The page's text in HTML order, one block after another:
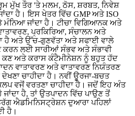
ਮੁੱਖ ਤੌਰ 'ਤੇ ਮਲਮ, ਠੋਸ, ਸ਼ਰਬਤ, ਨਿਵੇਸ਼
ਹੈ। ਇਸ ਖੇਤਰ ਵਿੱਚ GMP ਅਤੇ ISO
ਜਾਂਦਾ ਹੈ। ਟੀਚਾ ਵਿਗਿਆਨਕ ਅਤੇ
ਪ੍ਰਕਿਰਿਆ, ਸੰਚਾਲਨ ਅਤੇ
ਹੈ ਅਤੇ ਉੱਚ-ਗੁਣਵੱਤਾ ਅਤੇ ਸਫਾਈ ਵਾਲੇ
ਕਰਨ ਲਈ ਸਾਰੀਆਂ ਸੰਭਵ ਅਤੇ ਸੰਭਾਵੀ
ਕਣ ਅਤੇ ਕਰਾਸ ਕੰਟੈਮੀਨੇਸ਼ਨ ਨੂੰ ਬਹੁਤ ਹੱਦ
ਵਾਤਾਵਰਣ ਅਤੇ ਵਾਤਾਵਰਣ ਨਿਯੰਤਰਣ
ਚਾਹੀਦਾ ਹੈ। ਨਵੀਂ ਊਰਜਾ-ਬਚਤ
ਵਜੋਂ ਵਰਤਣਾ ਚਾਹੀਦਾ ਹੈ। ਜਦੋਂ ਇਹ ਅੰਤ
ਹੈ, ਤਾਂ ਉਤਪਾਦਨ ਵਿੱਚ ਪਾਉਣ ਤੋਂ
ਐਡਮਿਨਿਸਟ੍ਰੇਸ਼ਨ ਦੁਆਰਾ ਪਹਿਲਾਂ
ਹੈ।